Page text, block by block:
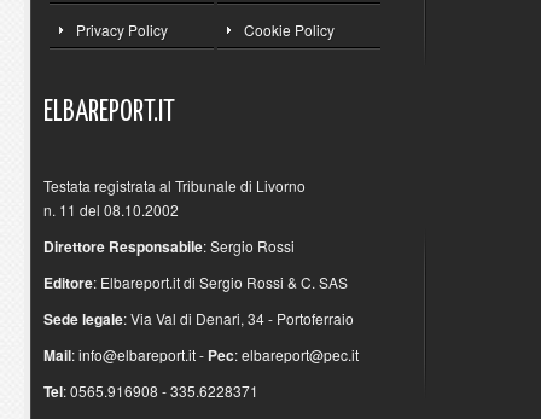
Privacy Policy Cookie Policy
ELBAREPORT.IT
Testata registrata al Tribunale di Livorno
n. 11 del 08.10.2002
Direttore Responsabile: Sergio Rossi
Editore: Elbareport.it di Sergio Rossi & C. SAS
Sede legale: Via Val di Denari, 34 - Portoferraio
Mail:info@elbareport.it- Pec:elbareport@pec.it
Tel: 0565.916908 - 335.6228371